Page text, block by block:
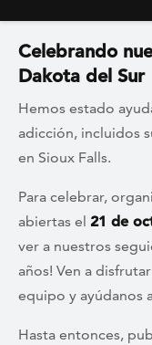
Celebrando
Dakota del Sur
Hemos estado
adicción, incluidos
en Sioux Falls.
Para celebrar,
abiertas el 21 de
ver a nuestros
años! Ven a
equipo y ayúdanos
Hasta entonces,